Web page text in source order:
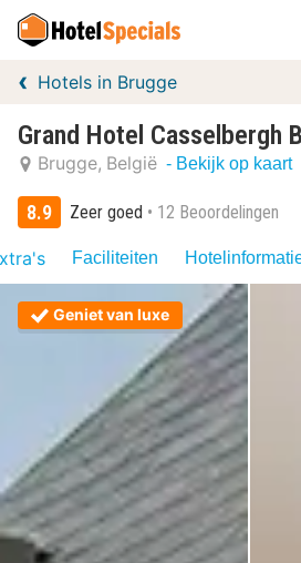
Hotels in Brugge
Grand Hotel Casselbergh
Brugge België - Bekijk op kaart
8.9 Zeer goed 12 Beoordelingen
Faciliteiten
Geniet van luxe